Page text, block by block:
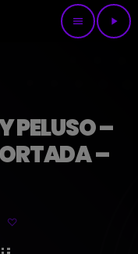
menu play_arrow
PELUSO –
–